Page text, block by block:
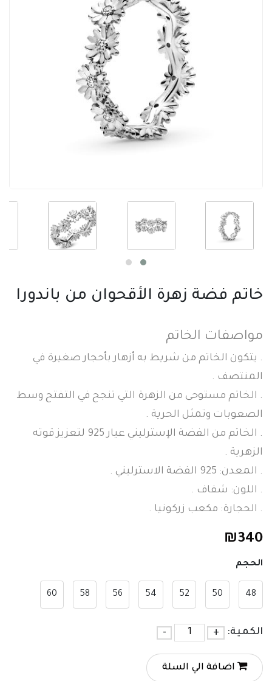
خاتم فضة زهرة الأقحوان من باندورا
مواصفات الخاتم
. يتكون الخاتم من شريط به أزهار بأحجار صغيرة في
المنتصف .
. الخاتم مستوحى من الزهرة التي تنجح في التفتح وسط
الصعوبات وتمثل الحرية .
. الخاتم من الفضة الإسترليني عيار 925 لتعزيز قوته
الزهرية .
. المعدن: 925 الفضة الاسترليني .
. اللون: شفاف .
. الحجارة: مكعب زركونيا .
₪340
الحجم
48
50
52
54
56
58
60
الكمية: +
-
اضافة الي السلة